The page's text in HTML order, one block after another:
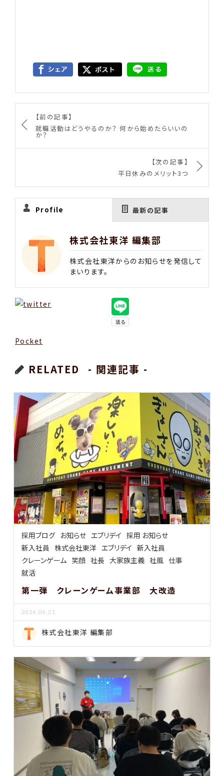
【前の記事】
就職活動はどうやるのか？ 何から始めたらいいの
か？
【次の記事】
平日休みのメリット3つ
Profile 最新の記事
株式会社東洋 編集部
株式会社東洋からのお知らせを発信して
まいります。
Pocket
RELATED - 関連記事 -
採用ブログ お知らせ エブリデイ 採用 お知らせ
新入社員 株式会社東洋 エブリデイ 新入社員
クレーンゲーム 笑顔 社長 大家族主義 社風 仕事
就活
第一弾 クレーンゲーム事業部 大改造
2024.04.21
株式会社東洋 編集部